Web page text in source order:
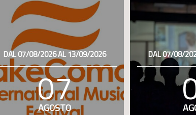
DAL 07/08/2026 AL 13/09/2026
07
AGOSTO
DAL 07/08/